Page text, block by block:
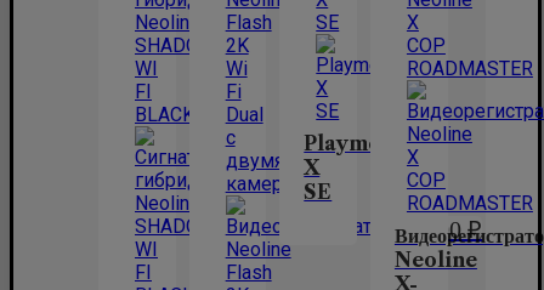
Playme
X
SE
4,490.00₽
Neoline
X-